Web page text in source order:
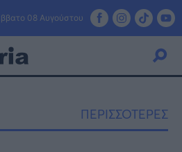
08 Αυγούστου
ΠΕΡΙΣΣΟΤΕΡΕΣ